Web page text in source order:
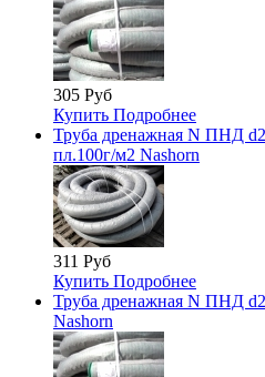
305 Руб
Купить Подробнее
Труба дренажная N ПНД
пл.100г/м2 Nashorn
311 Руб
Купить Подробнее
Труба дренажная N ПНД
Nashorn